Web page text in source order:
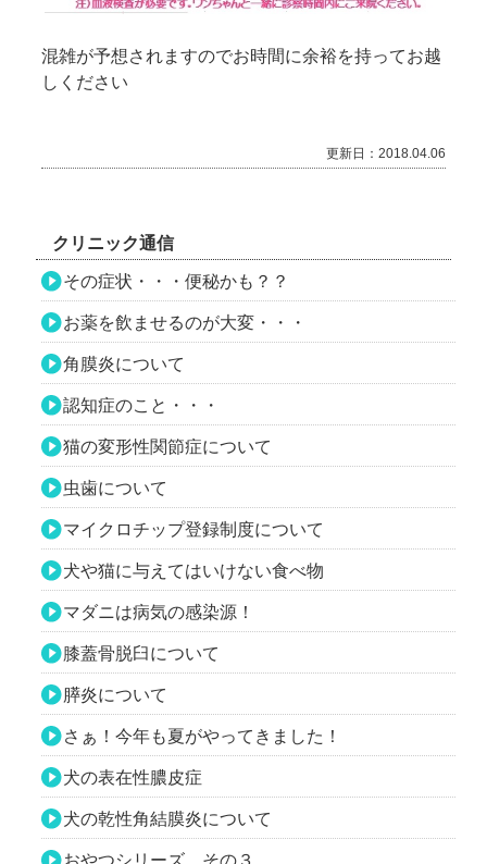
混雑が予想されますのでお時間に余裕を持ってお越
しください
更新日：2018.04.06
クリニック通信
その症状・・・便秘かも？？
お薬を飲ませるのが大変・・・
角膜炎について
認知症のこと・・・
猫の変形性関節症について
虫歯について
マイクロチップ登録制度について
犬や猫に与えてはいけない食べ物
マダニは病気の感染源！
膝蓋骨脱臼について
膵炎について
さぁ！今年も夏がやってきました！
犬の表在性膿皮症
犬の乾性角結膜炎について
おやつシリーズ その３